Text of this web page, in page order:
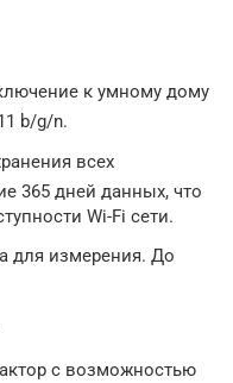
к умному дому
b/g/n.
всех
365 дней данных, что
Wi-Fi сети.
для измерения. До
с возможностью